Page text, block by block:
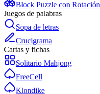
Block Puzzle con Rotación
Juegos de palabras
Sopa de letras
Crucigrama
Cartas y fichas
Solitario Mahjong
FreeCell
Klondike